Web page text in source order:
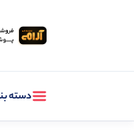
دسته